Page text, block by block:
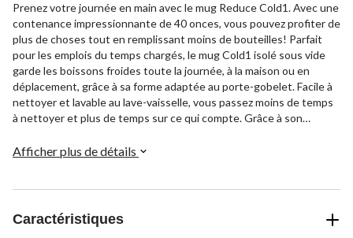
Prenez votre journée en main avec le mug Reduce Cold1. Avec une
contenance impressionnante de 40 onces, vous pouvez profiter de
plus de choses tout en remplissant moins de bouteilles! Parfait
pour les emplois du temps chargés, le mug Cold1 isolé sous vide
garde les boissons froides toute la journée, à la maison ou en
déplacement, grâce à sa forme adaptée au porte-gobelet. Facile à
nettoyer et lavable au lave-vaisselle, vous passez moins de temps
à nettoyer et plus de temps sur ce qui compte. Grâce à son
tranquillement, de prendre un verre ou de vous hydrater à toute
Afficher plus de détails
Caractéristiques